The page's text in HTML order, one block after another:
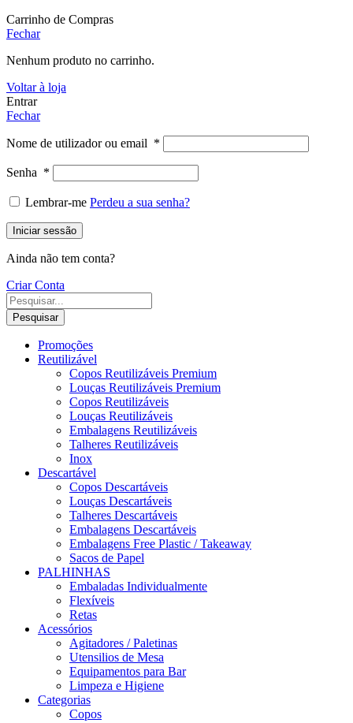
Carrinho de Compras
Fechar
Nenhum produto no carrinho.
Voltar à loja
Entrar
Fechar
Nome de utilizador ou email *
Senha *
Lembrar-me Perdeu a sua senha?
Iniciar sessão
Ainda não tem conta?
Criar Conta
Pesquisar
Promoções
Reutilizável
Copos Reutilizáveis Premium
Louças Reutilizáveis Premium
Copos Reutilizáveis
Louças Reutilizáveis
Embalagens Reutilizáveis
Talheres Reutilizáveis
Inox
Descartável
Copos Descartáveis
Louças Descartáveis
Talheres Descartáveis
Embalagens Descartáveis
Embalagens Free Plastic / Takeaway
Sacos de Papel
PALHINHAS
Embaladas Individualmente
Flexíveis
Retas
Acessórios
Agitadores / Paletinas
Utensilios de Mesa
Equipamentos para Bar
Limpeza e Higiene
Categorias
Copos